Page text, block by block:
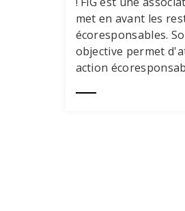
met en avant les
écoresponsables.
objective permet
action